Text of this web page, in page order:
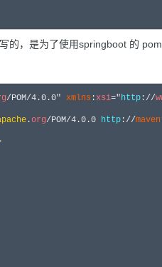
的，是为了使用springboot 的
/POM/4.0.0" xmlns :xsi="http ://
.org/POM/4.0.0 http ://maven